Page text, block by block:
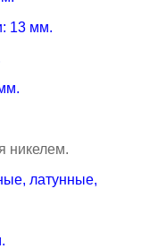
13 мм.
никелем.
латунные,